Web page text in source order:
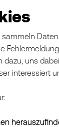
uns
interessiert